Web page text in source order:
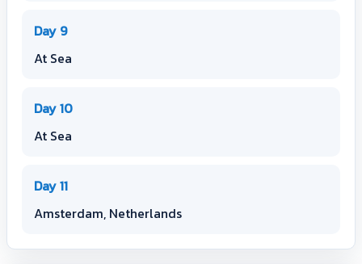
Day 9
At Sea
Day 10
At Sea
Day 11
Amsterdam, Netherlands